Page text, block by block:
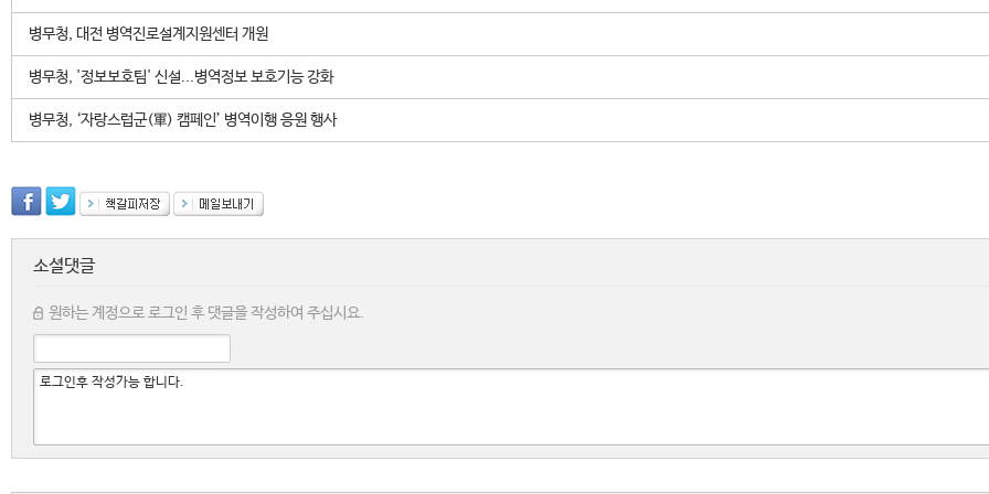
병무청, 대전 병역진로설계지원센터 개원
병무청, '정보보호팀' 신설...병역정보 보호기능 강화
병무청, ‘자랑스럽군(軍) 캠페인’ 병역이행 응원 행사
소셜댓글
원하는 계정으로 로그인 후 댓글을 작성하여 주십시요.